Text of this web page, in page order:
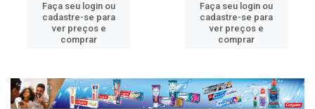
Faça seu login ou
cadastre-se para
ver preços e
comprar
Faça seu login ou
cadastre-se para
ver preços e
comprar